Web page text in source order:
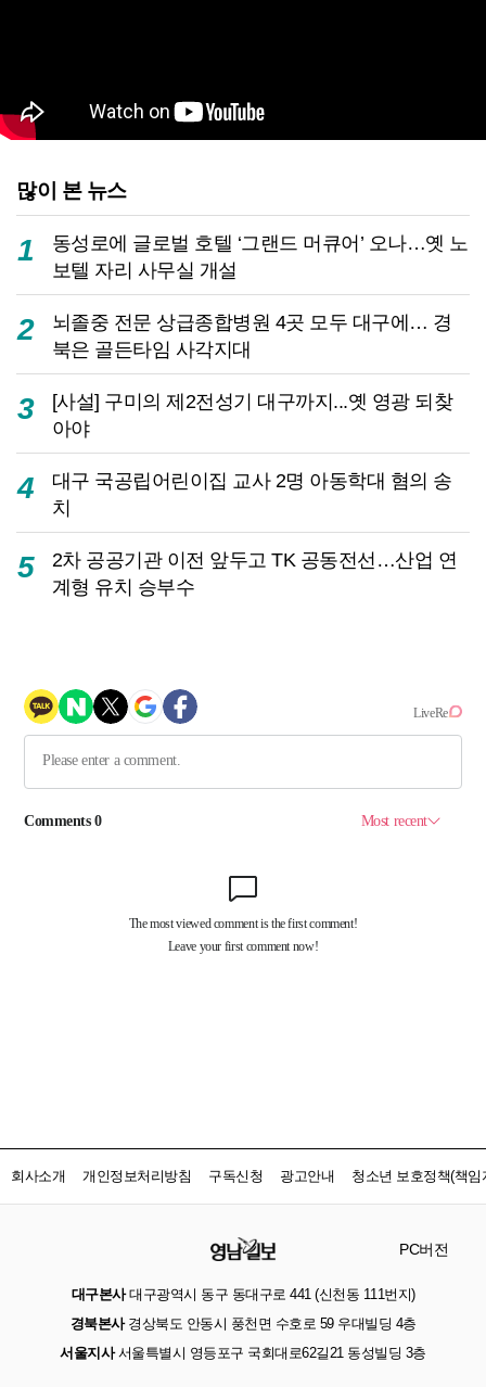
많이 본 뉴스
1
동성로에 글로벌 호텔 ‘그랜드 머큐어’ 오나…옛 노
보텔 자리 사무실 개설
2
뇌졸중 전문 상급종합병원 4곳 모두 대구에… 경
북은 골든타임 사각지대
3
[사설] 구미의 제2전성기 대구까지...옛 영광 되찾
아야
4
대구 국공립어린이집 교사 2명 아동학대 혐의 송
치
5
2차 공공기관 이전 앞두고 TK 공동전선…산업 연
계형 유치 승부수
회사소개 개인정보처리방침 구독신청 광고안내 청소년 보호정책(책임
PC버전
대구본사대구광역시 동구 동대구로 441 (신천동 111번지)
경북본사경상북도 안동시 풍천면 수호로 59 우대빌딩 4층
서울지사서울특별시 영등포구 국회대로62길21 동성빌딩 3층